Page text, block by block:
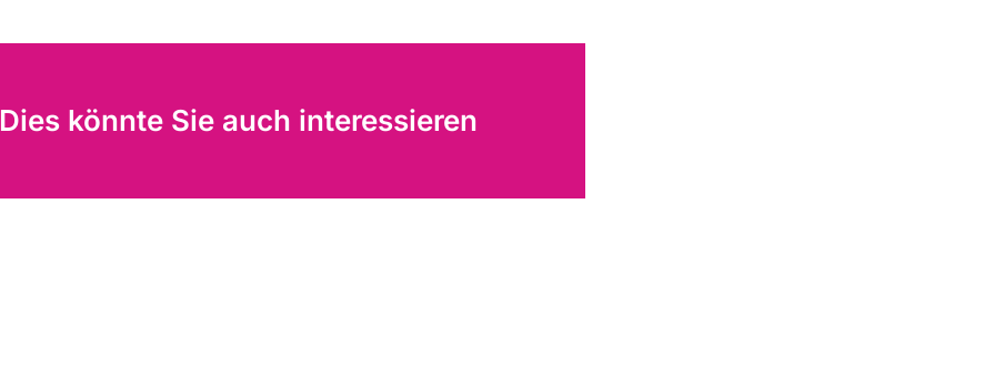
Dies könnte Sie auch interessieren